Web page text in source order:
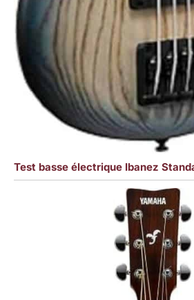
Test basse électrique Ibanez